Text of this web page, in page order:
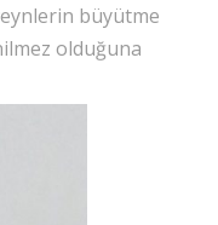
büyütme
olduğuna